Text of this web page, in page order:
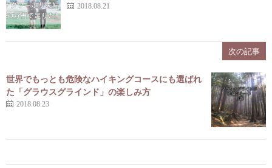
2018.08.21
次の記事
世界でもっとも危険なハイキングコースにも選ばれ
た「グラウスグラインド」の楽しみ方
2018.08.23